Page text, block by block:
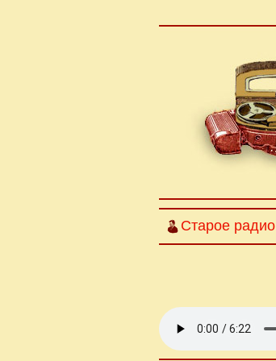
Старое радио